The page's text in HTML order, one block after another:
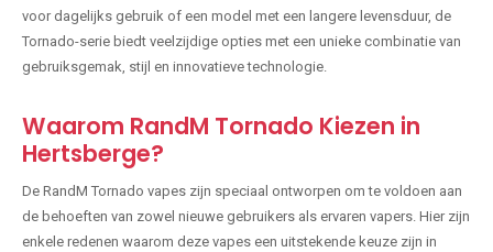
voor dagelijks gebruik of een model met een langere levensduur, de
Tornado-serie biedt veelzijdige opties met een unieke combinatie van
gebruiksgemak, stijl en innovatieve technologie.
Waarom RandM Tornado Kiezen in
Hertsberge?
De RandM Tornado vapes zijn speciaal ontworpen om te voldoen aan
de behoeften van zowel nieuwe gebruikers als ervaren vapers. Hier zijn
enkele redenen waarom deze vapes een uitstekende keuze zijn in